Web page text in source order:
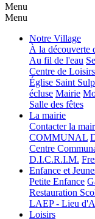
Menu
Menu
Notre Village
À la découverte
Au fil de l'eau
Centre de Loisirs
Église Saint
écluse Mairie
Salle des fêtes
La mairie
Contacter la
COMMUNAL
Centre
D.I.C.R.I.M.
Enfance et
Petite Enfance
Restauration
LAEP - Lieu
Loisirs